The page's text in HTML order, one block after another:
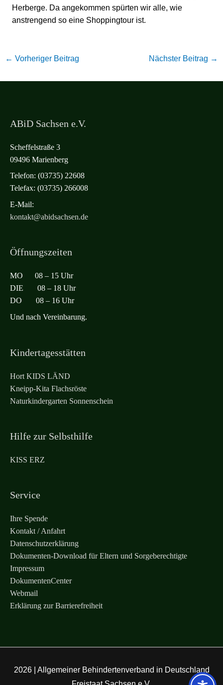
Herberge. Da angekommen spürten wir alle, wie
anstrengend so eine Shoppingtour ist.
← Vorheriger Beitrag Nächster Beitrag →
ABiD Sachsen e.V.
Scheffelstraße 3
09496 Marienberg
Telefon: (03735) 22608
Telefax: (03735) 266008
E-Mail:
kontakt@abidsachsen.de
Öffnungszeiten
MO 08 – 15 Uhr
DIE 08 – 18 Uhr
DO 08 – 16 Uhr
Und nach Vereinbarung.
Kindertagesstätten
Hort KIDS LÄND
Kneipp-Kita Flachsröste
Naturkindergarten Sonnenschein
Hilfe zur Selbsthilfe
KISS ERZ
Service
Ihre Spende
Kontakt / Anfahrt
Datenschutzerklärung
Dokumenten-Download für Eltern und Sorgeberechtigte
Impressum
DokumentenCenter
Webmail
Erklärung zur Barrierefreiheit
2026 | Allgemeiner Behindertenverband in Deutschland